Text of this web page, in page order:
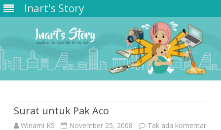
Inart's Story
Surat untuk Pak Aco
Winarni KS November 25, 2008 Tak ada komentarpada